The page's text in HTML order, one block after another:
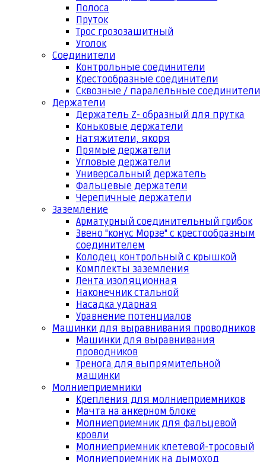
Полоса
Пруток
Трос грозозащитный
Уголок
Соединители
Контрольные соединители
Крестообразные соединители
Сквозные / паралельные соединители
Держатели
Держатель Z- образный для прутка
Коньковые держатели
Натяжители, якоря
Прямые держатели
Угловые держатели
Универсальный держатель
Фальцевые держатели
Черепичные держатели
Заземление
Арматурный соединительный грибок
Звено "конус Морзе" с крестообразным
соединителем
Колодец контрольный с крышкой
Комплекты заземления
Лента изоляционная
Наконечник стальной
Насадка ударная
Уравнение потенциалов
Машинки для выравнивания проводников
Машинки для выравнивания
проводников
Тренога для выпрямительной
машинки
Молниеприемники
Крепления для молниеприемников
Мачта на анкерном блоке
Молниеприемник для фальцевой
кровли
Молниеприемник клетевой-тросовый
Молниеприемник на дымоход